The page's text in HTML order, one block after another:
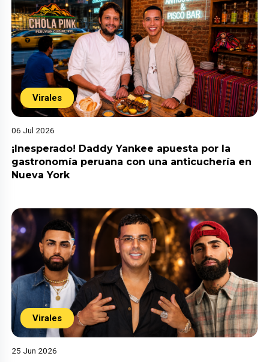
Virales
06 Jul 2026
¡Inesperado! Daddy Yankee apuesta por la
gastronomía peruana con una anticuchería en
Nueva York
Virales
25 Jun 2026